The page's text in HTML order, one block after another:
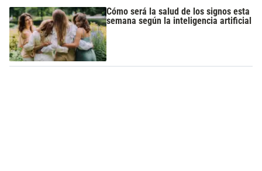
Cómo será la salud de los signos esta
semana según la inteligencia artificial